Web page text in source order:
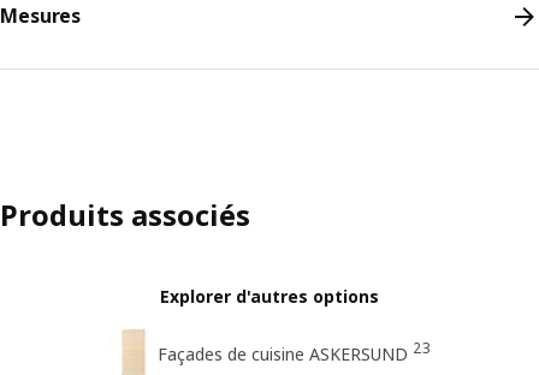
Mesures
Produits associés
Explorer d'autres options
Façades de cuisine ASKERSUND 23